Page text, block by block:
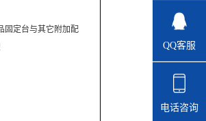
固定台与其它附加配
QQ客服
电话咨询